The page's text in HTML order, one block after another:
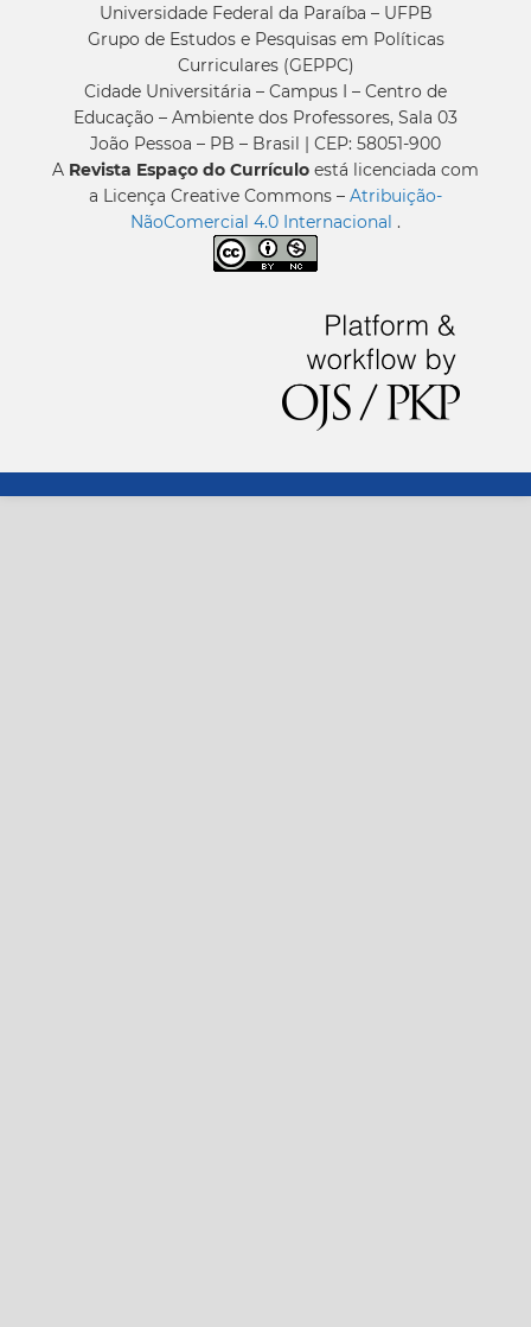
Universidade Federal da Paraíba – UFPB
Grupo de Estudos e Pesquisas em Políticas
Curriculares (GEPPC)
Cidade Universitária – Campus I – Centro de
Educação – Ambiente dos Professores, Sala 03
João Pessoa – PB – Brasil | CEP: 58051-900
A Revista Espaço do Currículo está licenciada com
a Licença Creative Commons – Atribuição-
NãoComercial 4.0 Internacional .